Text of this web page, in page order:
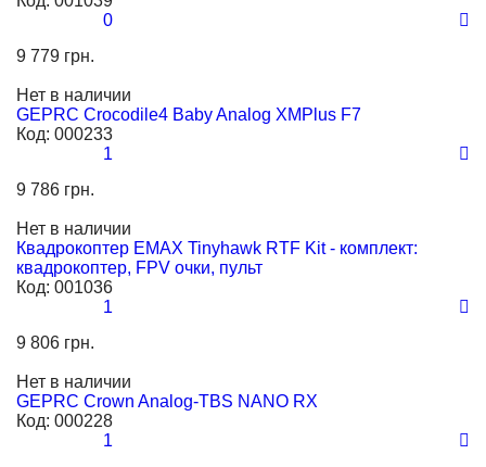
0
9 779 грн.
Нет в наличии
GEPRC Crocodile4 Baby Analog XMPlus F7
Код: 000233
1
9 786 грн.
Нет в наличии
Квадрокоптер EMAX Tinyhawk RTF Kit - комплект:
квадрокоптер, FPV очки, пульт
Код: 001036
1
9 806 грн.
Нет в наличии
GEPRC Crown Analog-TBS NANO RX
Код: 000228
1